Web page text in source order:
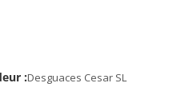
:Desguaces Cesar SL